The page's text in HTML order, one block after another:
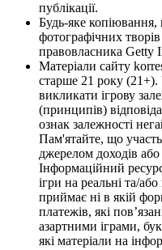
публікації.
Будь-яке копіювання,
фотографічних творів
правовласника Getty
Матеріали сайту
старше 21 року (21+).
викликати ігрову
(принципів)
ознак залежності
Пам'ятайте, що
джерелом доходів
Інформаційний
ігри на реальні та/
приймає ні в якій
платежів, які
азартними іграми,
які матеріали на